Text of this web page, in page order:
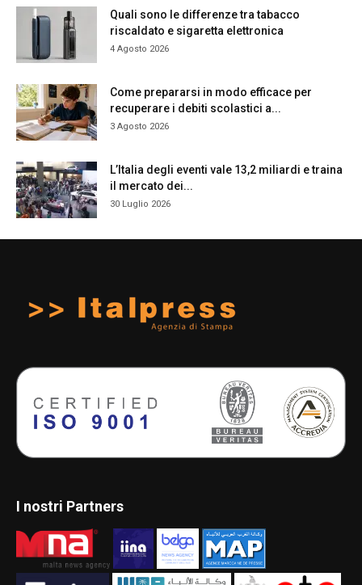
Quali sono le differenze tra tabacco
riscaldato e sigaretta elettronica
4 Agosto 2026
Come prepararsi in modo efficace per
recuperare i debiti scolastici a...
3 Agosto 2026
L’Italia degli eventi vale 13,2 miliardi e traina
il mercato dei...
30 Luglio 2026
I nostri Partners